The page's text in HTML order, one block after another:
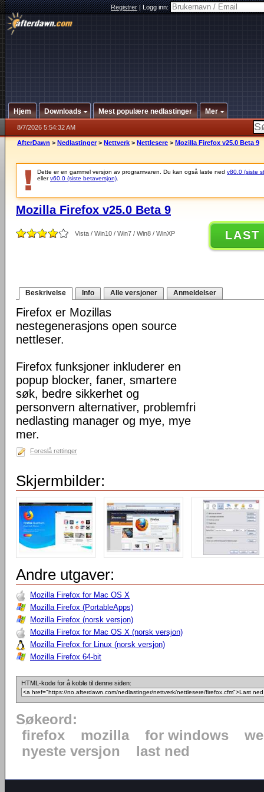
Registrer|Logg inn:
Hjem Downloads Mest populære nedlastinger Mer
8/7/2026 5:54:32 AM
AfterDawn > Nedlastinger > Nettverk > Nettlesere > Mozilla Firefox v25.0 Beta 9
Dette er en gammel versjon av programvaren. Du kan også laste ned v80.0 (siste
ellerv60.0 (siste betaversjon)
Mozilla Firefox v25.0 Beta 9
Vista / Win10 / Win7 / Win8 / WinXP LAST
Beskrivelse Info Alle versjoner Anmeldelser
Firefox er Mozillas
nestegenerasjons open source
nettleser.
Firefox funksjoner inkluderer en
popup blocker, faner, smartere
søk, bedre sikkerhet og
personvern alternativer, problemfri
nedlasting manager og mye, mye
mer.
Foreslå rettinger
Skjermbilder:
Andre utgaver:
Mozilla Firefox for Mac OS X
Mozilla Firefox (PortableApps)
Mozilla Firefox (norsk versjon)
Mozilla Firefox for Mac OS X (norsk versjon)
Mozilla Firefox for Linux (norsk versjon)
Mozilla Firefox 64-bit
HTML-kode for å koble til denne siden:
Søkeord:
firefox
mozilla for windows
nyeste versjon
last ned